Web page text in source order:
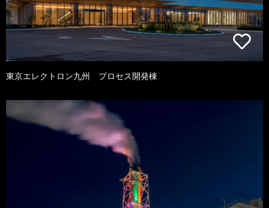
東京エレクトロン九州 プロセス開発棟